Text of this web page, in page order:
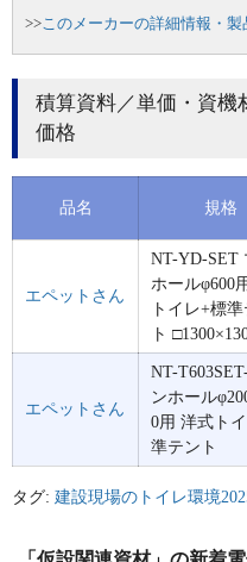
>> このメーカーの詳細情報・
積算資料／単価・資機
価格
品名 規格
エペットさん
NT-YD-SET
ホールφ600
トイレ+標
ト
エペットさん
NT-
ンホール
0用 洋式ト
準テント
タグ: 建設現場のトイレ環境